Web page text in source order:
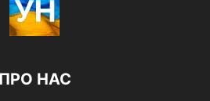
ПРО НАС